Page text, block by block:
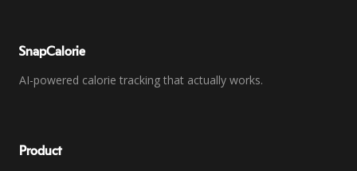
SnapCalorie
AI-powered calorie tracking that actually works.
Product